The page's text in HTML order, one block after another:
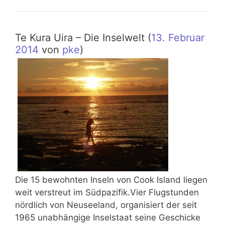
Te Kura Uira – Die Inselwelt (13. Februar
2014 von pke)
Die 15 bewohnten Inseln von Cook Island liegen
weit verstreut im Südpazifik.Vier Flugstunden
nördlich von Neuseeland, organisiert der seit
1965 unabhängige Inselstaat seine Geschicke